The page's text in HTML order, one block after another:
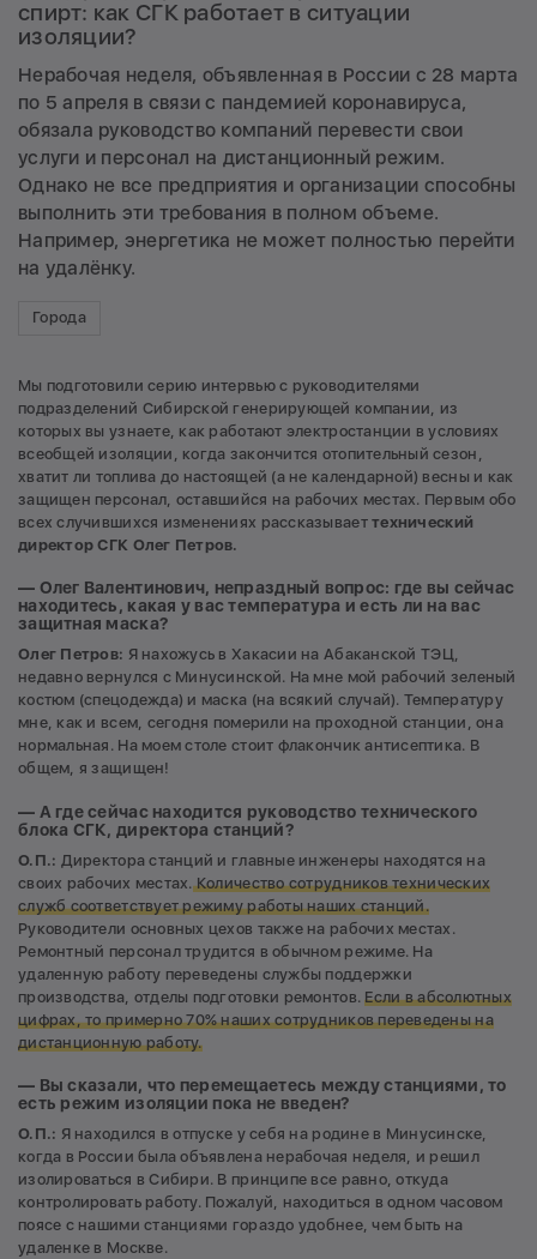
спирт: как СГК работает в ситуации
изоляции?
Нерабочая неделя, объявленная в России с 28 марта
по 5 апреля в связи с пандемией коронавируса,
обязала руководство компаний перевести свои
услуги и персонал на дистанционный режим.
Однако не все предприятия и организации способны
выполнить эти требования в полном объеме.
Например, энергетика не может полностью перейти
на удалёнку.
Города
Мы подготовили серию интервью с руководителями
подразделений Сибирской генерирующей компании, из
которых вы узнаете, как работают электростанции в условиях
всеобщей изоляции, когда закончится отопительный сезон,
хватит ли топлива до настоящей (а не календарной) весны и как
защищен персонал, оставшийся на рабочих местах. Первым обо
всех случившихся изменениях рассказываеттехнический
директор СГК Олег Петров.
— Олег Валентинович, непраздный вопрос: где вы сейчас
находитесь, какая у вас температура и есть ли на вас
защитная маска?
Олег Петров: Я нахожусь в Хакасии на Абаканской ТЭЦ,
недавно вернулся с Минусинской. На мне мой рабочий зеленый
костюм (спецодежда) и маска (на всякий случай). Температуру
мне, как и всем, сегодня померили на проходной станции, она
нормальная. На моем столе стоит флакончик антисептика. В
общем, я защищен!
— А где сейчас находится руководство технического
блока СГК, директора станций?
О.П.: Директора станций и главные инженеры находятся на
своих рабочих местах.Количество сотрудников технических
служб соответствует режиму работы наших станций.
Руководители основных цехов также на рабочих местах.
Ремонтный персонал трудится в обычном режиме. На
удаленную работу переведены службы поддержки
производства, отделы подготовки ремонтов.Если в абсолютных
цифрах, то примерно 70% наших сотрудников переведены на
дистанционную работу.
— Вы сказали, что перемещаетесь между станциями, то
есть режим изоляции пока не введен?
О.П.: Я находился в отпуске у себя на родине в Минусинске,
когда в России была объявлена нерабочая неделя, и решил
изолироваться в Сибири. В принципе все равно, откуда
контролировать работу. Пожалуй, находиться в одном часовом
поясе с нашими станциями гораздо удобнее, чем быть на
удаленке в Москве.